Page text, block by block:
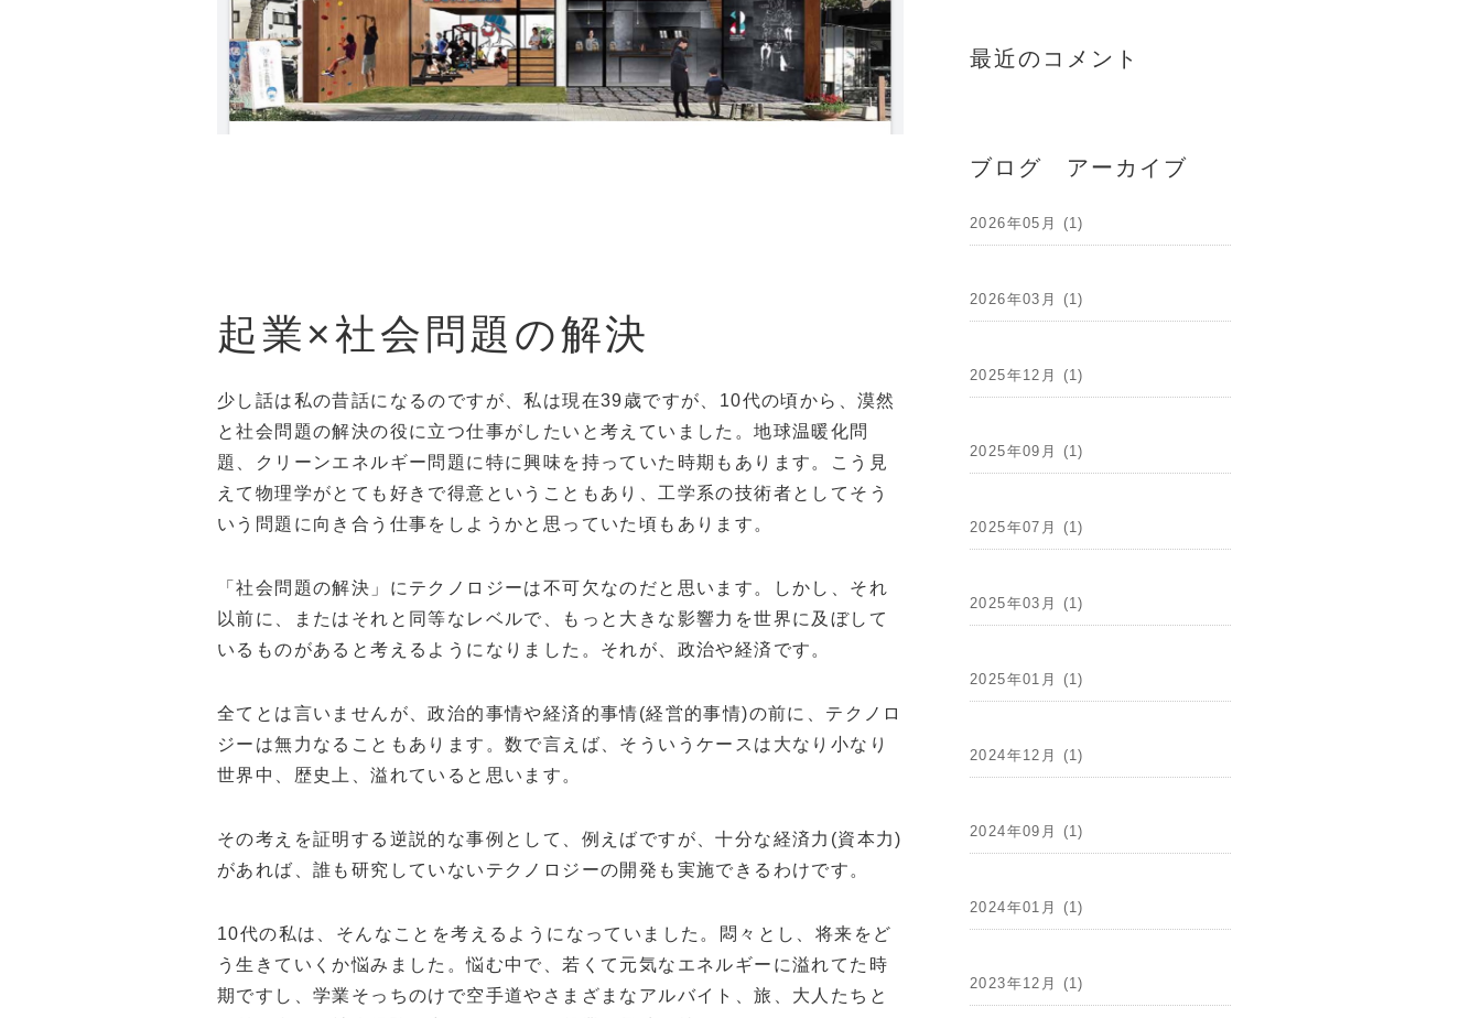
起業×社会問題の解決
少し話は私の昔話になるのですが、私は現在39歳ですが、10代の頃から、漠然
と社会問題の解決の役に立つ仕事がしたいと考えていました。地球温暖化問
題、クリーンエネルギー問題に特に興味を持っていた時期もあります。こう見
えて物理学がとても好きで得意ということもあり、工学系の技術者としてそう
いう問題に向き合う仕事をしようかと思っていた頃もあります。
「社会問題の解決」にテクノロジーは不可欠なのだと思います。しかし、それ
以前に、またはそれと同等なレベルで、もっと大きな影響力を世界に及ぼして
いるものがあると考えるようになりました。それが、政治や経済です。
全てとは言いませんが、政治的事情や経済的事情(経営的事情)の前に、テクノロ
ジーは無力なることもあります。数で言えば、そういうケースは大なり小なり
世界中、歴史上、溢れていると思います。
その考えを証明する逆説的な事例として、例えばですが、十分な経済力(資本力)
があれば、誰も研究していないテクノロジーの開発も実施できるわけです。
10代の私は、そんなことを考えるようになっていました。悶々とし、将来をど
う生きていくか悩みました。悩む中で、若くて元気なエネルギーに溢れてた時
期ですし、学業そっちのけで空手道やさまざまなアルバイト、旅、大人たちと
最近のコメント
ブログ アーカイブ
2026年05月 (1)
2026年03月 (1)
2025年12月 (1)
2025年09月 (1)
2025年07月 (1)
2025年03月 (1)
2025年01月 (1)
2024年12月 (1)
2024年09月 (1)
2024年01月 (1)
2023年12月 (1)